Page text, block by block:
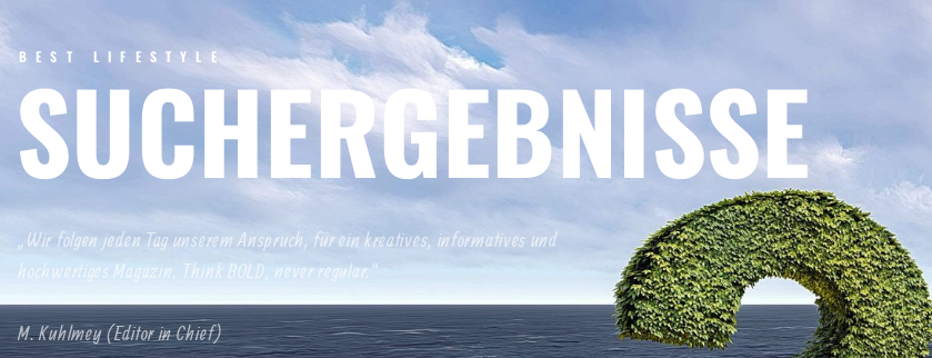
BEST LIFESTYLE
SUCHERGEBNISSE
„Wir folgen jeden Tag unserem Anspruch, für ein kreatives, informatives und
hochwertiges Magazin. Think BOLD, never regular.“
M. Kuhlmey (Editor in Chief)